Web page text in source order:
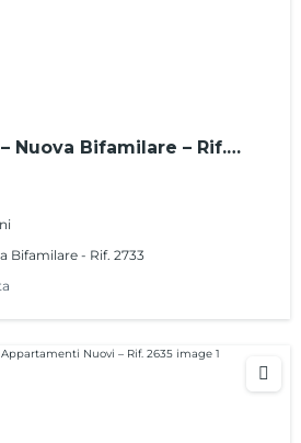
Nuova Bifamilare – Rif.
Bifamilare - Rif. 2733